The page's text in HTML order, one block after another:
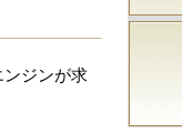
ジンが求